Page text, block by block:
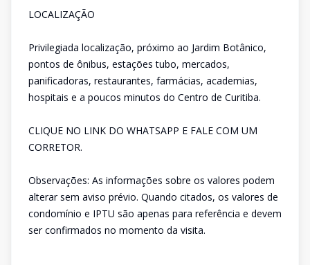
LOCALIZAÇÃO
Privilegiada localização, próximo ao Jardim Botânico,
pontos de ônibus, estações tubo, mercados,
panificadoras, restaurantes, farmácias, academias,
hospitais e a poucos minutos do Centro de Curitiba.
CLIQUE NO LINK DO WHATSAPP E FALE COM UM
CORRETOR.
Observações: As informações sobre os valores podem
alterar sem aviso prévio. Quando citados, os valores de
condomínio e IPTU são apenas para referência e devem
ser confirmados no momento da visita.